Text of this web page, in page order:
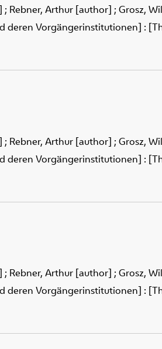
; Rebner, Arthur [author] ; Grosz,
deren Vorgängerinstitutionen] :
; Rebner, Arthur [author] ; Grosz,
deren Vorgängerinstitutionen] :
; Rebner, Arthur [author] ; Grosz,
deren Vorgängerinstitutionen] :